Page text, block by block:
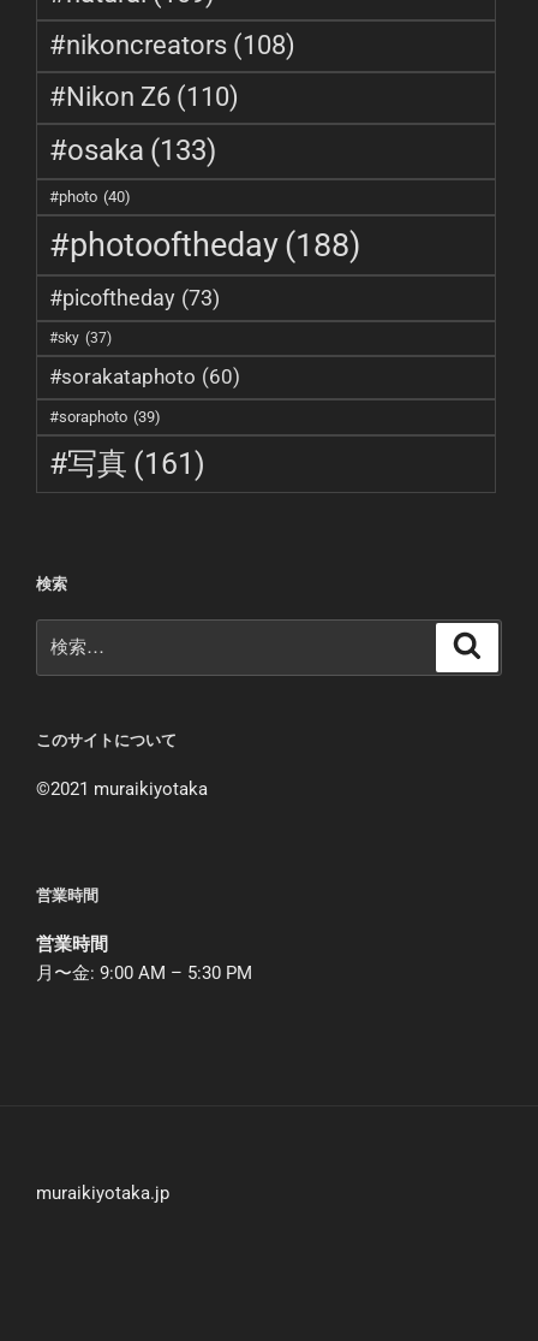
#nikoncreators (108)
#Nikon Z6 (110)
#osaka (133)
#photo (40)
#photooftheday(188)
#picoftheday (73)
#sky (37)
#sorakataphoto (60)
#soraphoto (39)
#写真 (161)
検索
索:
このサイトについて
©︎2021 muraikiyotaka
営業時間
営業時間
月〜金: 9:00 AM – 5:30 PM
muraikiyotaka.jp